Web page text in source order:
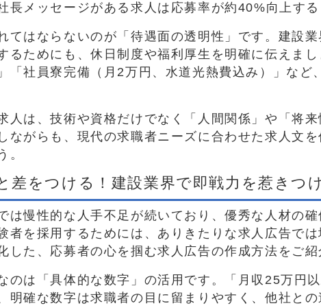
長メッセージがある求人は応募率が約40%向上する
てはならないのが「待遇面の透明性」です。建設
るためにも、休日制度や福利厚生を明確に伝えま
「社員寮完備（月2万円、水道光熱費込み）」など
人は、技術や資格だけでなく「人間関係」や「将
ながらも、現代の求職者ニーズに合わせた求人文
。
差をつける！建設業界で即戦力を惹きつ
は慢性的な人手不足が続いており、優秀な人材の
者を採用するためには、ありきたりな求人広告で
した、応募者の心を掴む求人広告の作成方法をご紹
のは「具体的な数字」の活用です。「月収25万円
明確な数字は求職者の目に留まりやすく、他社と